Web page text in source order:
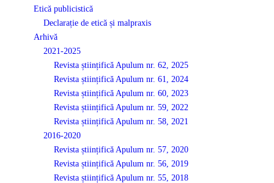
Etică publicistică
Declarație de etică și malpraxis
Arhivă
2021-2025
Revista științifică Apulum nr. 62, 2025
Revista științifică Apulum nr. 61, 2024
Revista științifică Apulum nr. 60, 2023
Revista științifică Apulum nr. 59, 2022
Revista științifică Apulum nr. 58, 2021
2016-2020
Revista științifică Apulum nr. 57, 2020
Revista științifică Apulum nr. 56, 2019
Revista științifică Apulum nr. 55, 2018